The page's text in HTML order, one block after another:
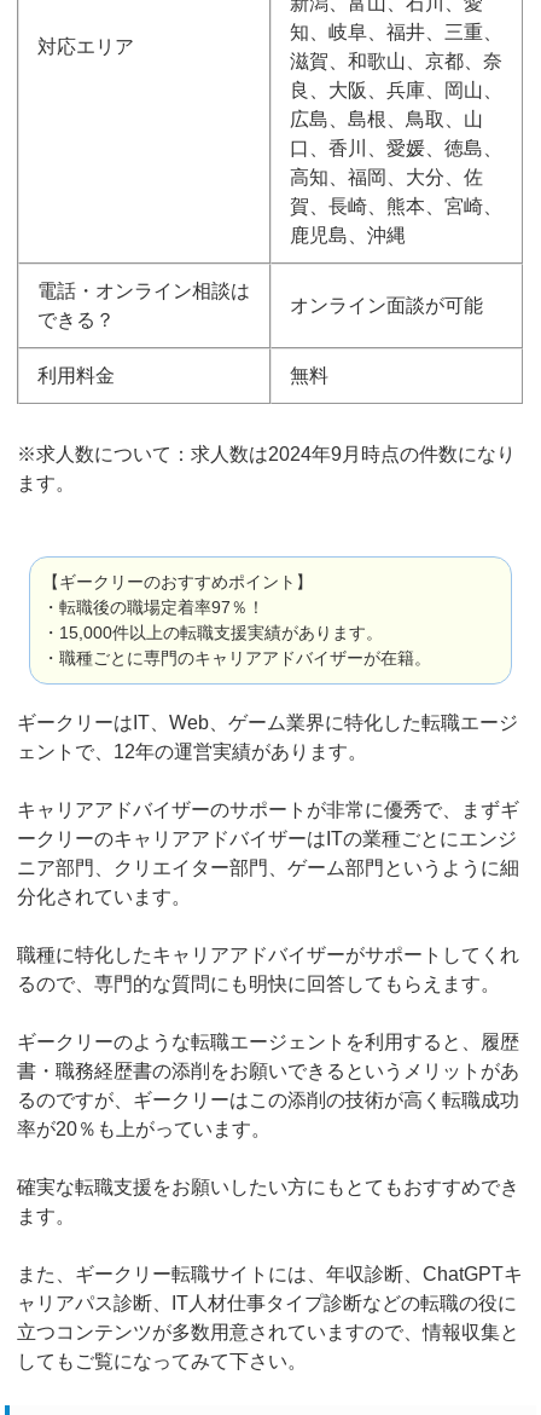
対応エリア
知、岐阜、福井、三重、
滋賀、和歌山、京都、奈
良、大阪、兵庫、岡山、
広島、島根、鳥取、山
口、香川、愛媛、徳島、
高知、福岡、大分、佐
賀、長崎、熊本、宮崎、
鹿児島、沖縄
電話・オンライン相談は
できる？
オンライン面談が可能
利用料金 無料
※求人数について：求人数は2024年9月時点の件数になり
ます。
【ギークリーのおすすめポイント】
・転職後の職場定着率97％！
・15,000件以上の転職支援実績があります。
・職種ごとに専門のキャリアアドバイザーが在籍。
ギークリーはIT、Web、ゲーム業界に特化した転職エージ
ェントで、12年の運営実績があります。
キャリアアドバイザーのサポートが非常に優秀で、まずギ
ークリーのキャリアアドバイザーはITの業種ごとにエンジ
ニア部門、クリエイター部門、ゲーム部門というように細
分化されています。
職種に特化したキャリアアドバイザーがサポートしてくれ
るので、専門的な質問にも明快に回答してもらえます。
ギークリーのような転職エージェントを利用すると、履歴
書・職務経歴書の添削をお願いできるというメリットがあ
るのですが、ギークリーはこの添削の技術が高く転職成功
率が20％も上がっています。
確実な転職支援をお願いしたい方にもとてもおすすめでき
ます。
また、ギークリー転職サイトには、年収診断、ChatGPTキ
ャリアパス診断、IT人材仕事タイプ診断などの転職の役に
立つコンテンツが多数用意されていますので、情報収集と
してもご覧になってみて下さい。